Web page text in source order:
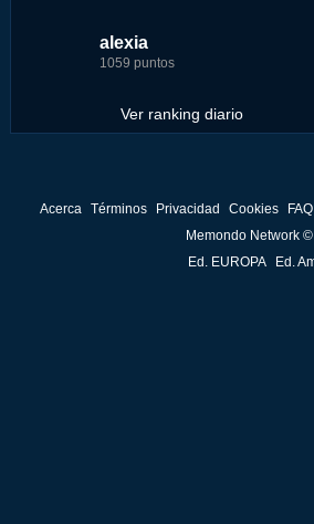
alexia
1059 puntos
Ver ranking diario
saray
5183 puntos
fer
8283 puntos
fer
236750 puntos
Acerca Términos Privacidad Cookies FAQ
Memondo Network
Ed. EUROPA
Ed.